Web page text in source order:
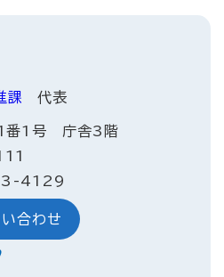
課 代表
番1号 庁舎3階
4129
合わせ